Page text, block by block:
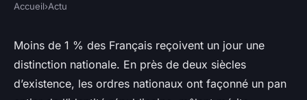
Liste des principales
décorations honorifiques et
ordres nationaux
Accueil›Actu
Moins de 1 % des Français reçoivent un jour une
distinction nationale. En près de deux siècles
d’existence, les ordres nationaux ont façonné un pan